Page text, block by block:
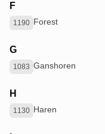
F
1190 Forest
G
1083 Ganshoren
H
1130 Haren